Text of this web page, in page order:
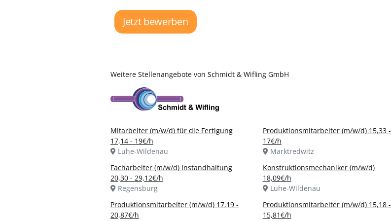
Jetzt bewerben
Weitere Stellenangebote von Schmidt & Wifling GmbH
Mitarbeiter (m/w/d) für die Fertigung
17,14 - 19€/h
Luhe-Wildenau
Produktionsmitarbeiter (m/w/d) 15,33 -
17€/h
Marktredwitz
Facharbeiter (m/w/d) Instandhaltung
20,30 - 29,12€/h
Regensburg
Konstruktionsmechaniker (m/w/d)
18,09€/h
Luhe-Wildenau
Produktionsmitarbeiter (m/w/d) 17,19 -
20,87€/h
Produktionsmitarbeiter (m/w/d) 15,18 -
15,81€/h